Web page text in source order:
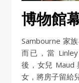
博物館
Sambourne 家
而已，當
後，女兒 Maud
女，將房子留給